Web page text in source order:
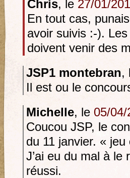
Chris, le 27/01/
En tout cas,
avoir suivis :-).
doivent venir des
JSP1 montebran,
Il est ou le
Michelle, le 05/
Coucou JSP, le
du 11 janvier. «
J’ai eu du mal à le
réussi.